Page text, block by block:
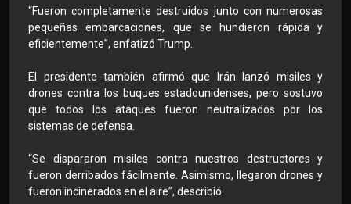
“Fueron completamente destruidos junto con numerosas
pequeñas embarcaciones, que se hundieron rápida y
eficientemente”, enfatizó Trump.
El presidente también afirmó que Irán lanzó misiles y
drones contra los buques estadounidenses, pero sostuvo
que todos los ataques fueron neutralizados por los
sistemas de defensa.
“Se dispararon misiles contra nuestros destructores y
fueron derribados fácilmente. Asimismo, llegaron drones y
fueron incinerados en el aire”, describió.